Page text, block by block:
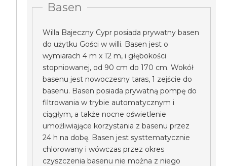
Basen
Willa Bajeczny Cypr posiada prywatny basen
do użytku Gości w willi. Basen jest o
wymiarach 4 m x 12 m, i głębokości
stopniowanej, od 90 cm do 170 cm. Wokół
basenu jest nowoczesny taras, 1 zejście do
basenu. Basen posiada prywatną pompę do
filtrowania w trybie automatycznym i
ciągłym, a także nocne oświetlenie
umożliwiające korzystania z basenu przez
24 h na dobę. Basen jest systtematycznie
chlorowany i wówczas przez okres
czyszczenia basenu nie można z niego